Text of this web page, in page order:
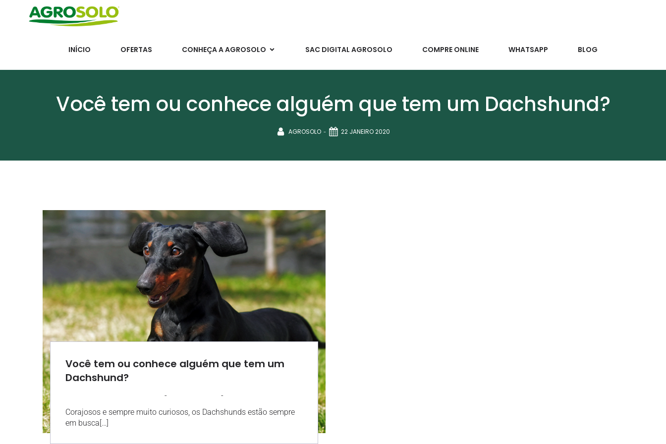
INÍCIO OFERTAS CONHEÇA A AGROSOLO SAC DIGITAL AGROSOLO COMPRE ONLINE WHATSAPP BLOG
Você tem ou conhece alguém que tem um Dachshund?
AGROSOLO - 22 JANEIRO 2020
Você tem ou conhece alguém que tem um
Dachshund?
- -
Corajosos e sempre muito curiosos, os Dachshunds estão sempre
em busca[…]